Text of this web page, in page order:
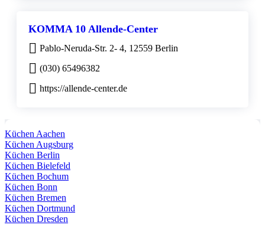
KOMMA 10 Allende-Center
Pablo-Neruda-Str. 2- 4, 12559 Berlin
(030) 65496382
https://allende-center.de
Küchen Aachen
Küchen Augsburg
Küchen Berlin
Küchen Bielefeld
Küchen Bochum
Küchen Bonn
Küchen Bremen
Küchen Dortmund
Küchen Dresden